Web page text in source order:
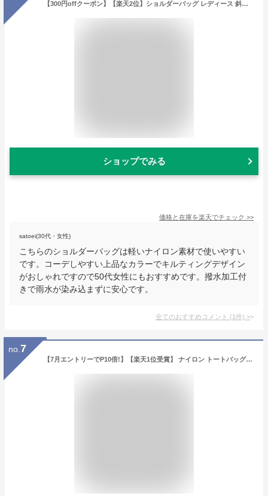
【300円offクーポン】【楽天2位】ショルダーバッグ レディース 斜めがけ 大人 軽量 肩掛け ナイロン キルティング 撥水 はっ水 軽い あおりポケット 3層収納 かるいバッグ 多収納 10ポケット 大容量 バッグ ダブルファスナー マグネット シンプル 上品 LIZDAYS
ショップでみる
価格と在庫を楽天でチェック >>
satoei(30代・女性)
こちらのショルダーバッグは軽いナイロン素材で使いやすい
です。コーデしやすい上品なカラーでキルティングデザイン
がおしゃれですので50代女性にもおすすめです。撥水加工付
きで雨水が染み込まずに安心です。
全てのおすすめコメント (1件) >
no. 7
【7月エントリーでP10倍!】【楽天1位受賞】 ナイロン トートバッグ Sサイズ Mサイズ レディース ショルダー付き 軽い 軽量 a4 横 ハンドバッグ ファスナー 斜めがけ 通勤 ビジネス 旅行 1泊 出張 撥水 可愛い かばん 鞄 上品 おしゃれ 高見え